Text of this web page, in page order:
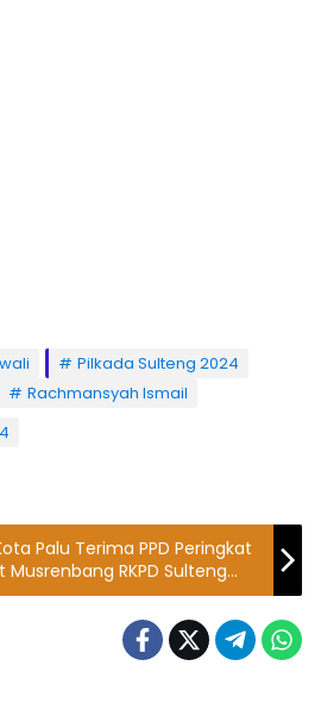
Pilkada Sulteng 2024
Rachmansyah Ismail
Palu Terima PPD Peringkat
RKPD Sulteng